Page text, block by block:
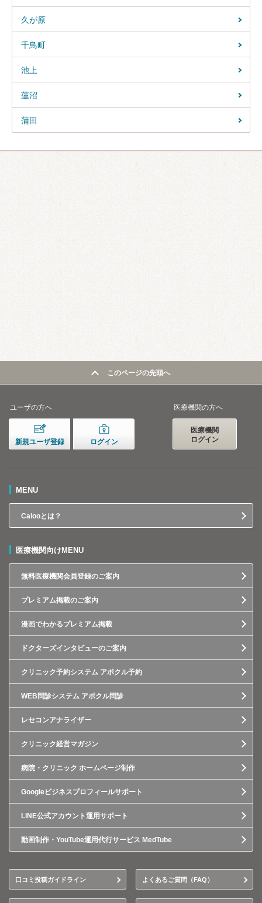
久が原
千鳥町
池上
蓮沼
蒲田
このページの先頭へ
ユーザの方へ
新規ユーザ登録 ログイン
医療機関の方へ
医療機関
ログイン
MENU
Calooとは？
医療機関向けMENU
無料医療機関会員登録のご案内
プレミアム掲載のご案内
漫画でわかるプレミアム掲載
ドクターズインタビューのご案内
クリニック予約システム アポクル予約
WEB問診システム アポクル問診
レセコンアナライザー
クリニック経営マガジン
病院・クリニック ホームページ制作
Googleビジネスプロフィールサポート
LINE公式アカウント運用サポート
動画制作・YouTube運用代行サービス MedTube
口コミ投稿ガイドライン よくあるご質問（FAQ）